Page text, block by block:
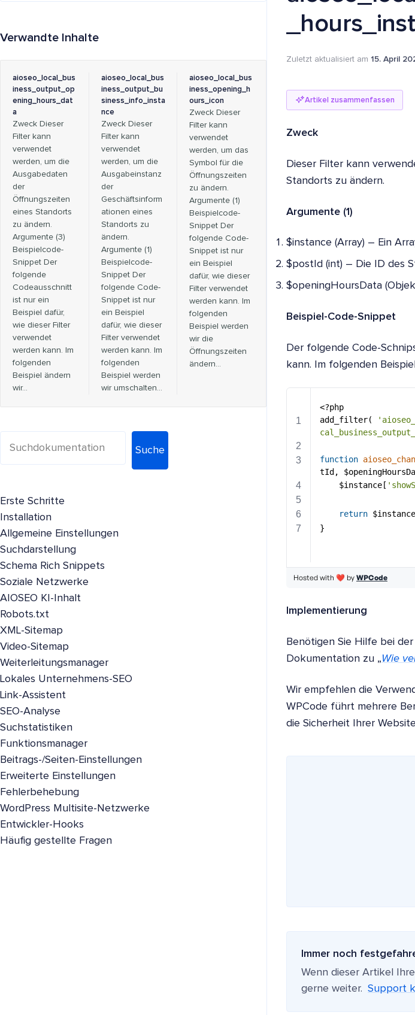
Zuletzt aktualisiert am 15. April
Artikel zusammenfassen
Zweck
Dieser Filter kann
Standorts zu ändern.
Argumente (1)
$instance (Array) – Ein
$postId (int) – Die ID des
$openingHoursData
Beispiel-Code-Snippet
Der folgende Code-
kann. Im folgenden
Implementierung
Benötigen Sie Hilfe bei
Dokumentation zu „Wie
Wir empfehlen die
WPCode führt mehrere
die Sicherheit Ihrer
Immer noch
Wenn dieser Artikel
gerne weiter. Support
Verwandte Inhalte
aioseo_local_bus
iness_output_op
ening_hours_dat
a
Zweck Dieser
Filter kann
verwendet
werden, um die
Ausgabedaten
der
Öffnungszeiten
eines Standorts
zu ändern.
Argumente (3)
Beispielcode-
Snippet Der
folgende
Codeausschnitt
ist nur ein
Beispiel dafür,
wie dieser Filter
verwendet
werden kann. Im
folgenden
Beispiel ändern
wir...
aioseo_local_bus
iness_output_bu
siness_info_insta
nce
Zweck Dieser
Filter kann
verwendet
werden, um die
Ausgabeinstanz
der
Geschäftsinform
ationen eines
Standorts zu
ändern.
Argumente (1)
Beispielcode-
Snippet Der
folgende Code-
Snippet ist nur
ein Beispiel
dafür, wie dieser
Filter verwendet
werden kann. Im
folgenden
Beispiel werden
wir umschalten...
aioseo_local_bus
iness_opening_h
ours_icon
Zweck Dieser
Filter kann
verwendet
werden, um das
Symbol für die
Öffnungszeiten
zu ändern.
Argumente (1)
Beispielcode-
Snippet Der
folgende Code-
Snippet ist nur
ein Beispiel
dafür, wie dieser
Filter verwendet
werden kann. Im
folgenden
Beispiel werden
wir die
Öffnungszeiten
ändern…
Suche
Erste Schritte
Installation
Allgemeine Einstellungen
Suchdarstellung
Schema Rich Snippets
Soziale Netzwerke
AIOSEO KI-Inhalt
Robots.txt
XML-Sitemap
Video-Sitemap
Weiterleitungsmanager
Lokales Unternehmens-SEO
Link-Assistent
SEO-Analyse
Suchstatistiken
Funktionsmanager
Beitrags-/Seiten-Einstellungen
Erweiterte Einstellungen
Fehlerbehebung
WordPress Multisite-Netzwerke
Entwickler-Hooks
Häufig gestellte Fragen